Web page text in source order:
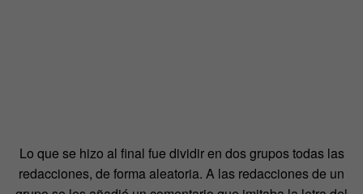
Lo que se hizo al final fue dividir en dos grupos todas las
redacciones, de forma aleatoria. A las redacciones de un